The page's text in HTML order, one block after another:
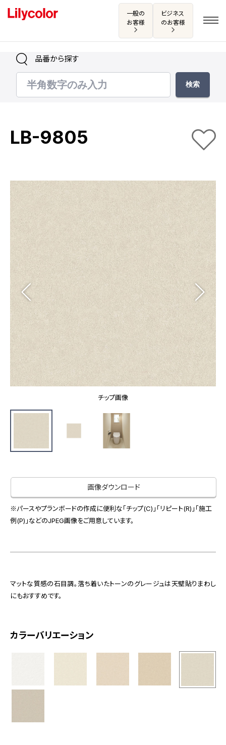
一般の
お客様
ビジネス
のお客様
ログイン・新規会員登録
お気に入り
商品を探す
商品を探す トップ
壁紙
カーテン
ブランド・コレクション
Lilycolor Coordinate 着せ替えシミュレーション
カタログ一覧
カタログ一覧 トップ
カーテン
床材
サステナブル商品
ノンワックス床タイル
壁紙機能性ガイド
施工事例
施工事例 トップ
医療・福祉施設
ホテル・オフィス・店舗
モデルハウス
新築戸建・マンション
#リリカラのある暮らし
リリカラノート
ショールーム
ショールーム トップ
東京ショールーム
大阪ショールーム
お客様サポート
お客様サポート トップ
画像ダウンロード
お役立ち資料
サンプル・カタログ請求／お問い合わせ（ビジネスのお客様）
非住宅案件に関するお問い合わせ
スペースソリューション事業
オフィスソリューション事業
会社情報
品番から探す
LB-9805
チップ画像
画像ダウンロード
※パースやプランボードの作成に便利な「チップ(C)」「リピート(R)」「施工
例(P)」などのJPEG画像をご用意しています。
マットな質感の石目調。落ち着いたトーンのグレージュは天壁貼りまわし
にもおすすめです。
カラーバリエーション